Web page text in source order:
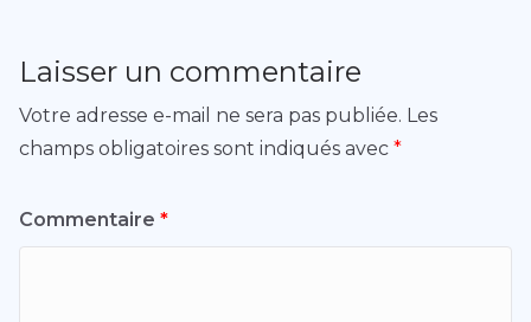
Laisser un commentaire
Votre adresse e-mail ne sera pas publiée. Les
champs obligatoires sont indiqués avec *
Commentaire *